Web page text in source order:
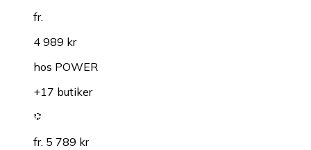
fr.
4 989 kr
hos POWER
+17 butiker
fr. 5 789 kr